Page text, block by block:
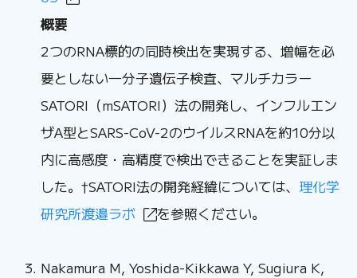
概要
2つのRNA標的の同時検出を実現する、増幅を必
要としない一分子遺伝子検査、マルチカラー
SATORI（mSATORI）法の開発し、インフルエン
ザA型とSARS-CoV-2のウイルスRNAを約10分以
内に高感度・高精度で検出できることを実証しま
した。†SATORI法の開発経緯については、 理化学
研究所渡邉ラボ
を参照ください。
Nakamura M, Yoshida-Kikkawa Y, Sugiura K,